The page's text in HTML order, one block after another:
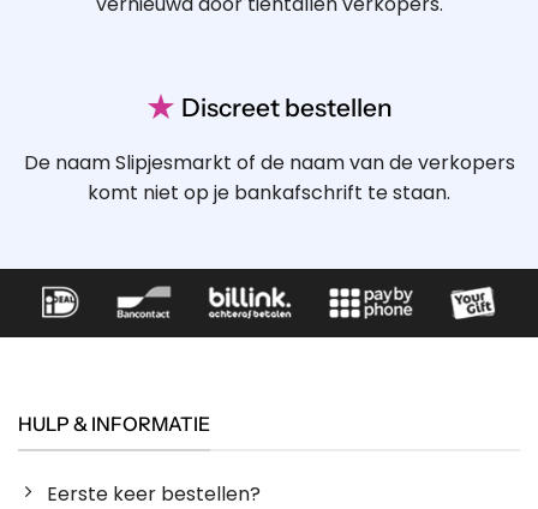
★ Discreet bestellen
De naam Slipjesmarkt of de naam van de verkopers
komt niet op je bankafschrift te staan.
HULP & INFORMATIE
Eerste keer bestellen?